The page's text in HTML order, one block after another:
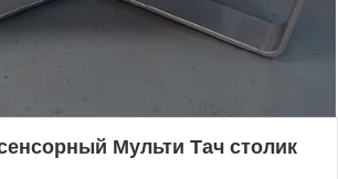
Мульти Тач столик